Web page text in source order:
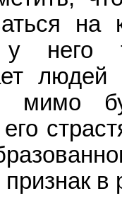
на
у него
мимо
его